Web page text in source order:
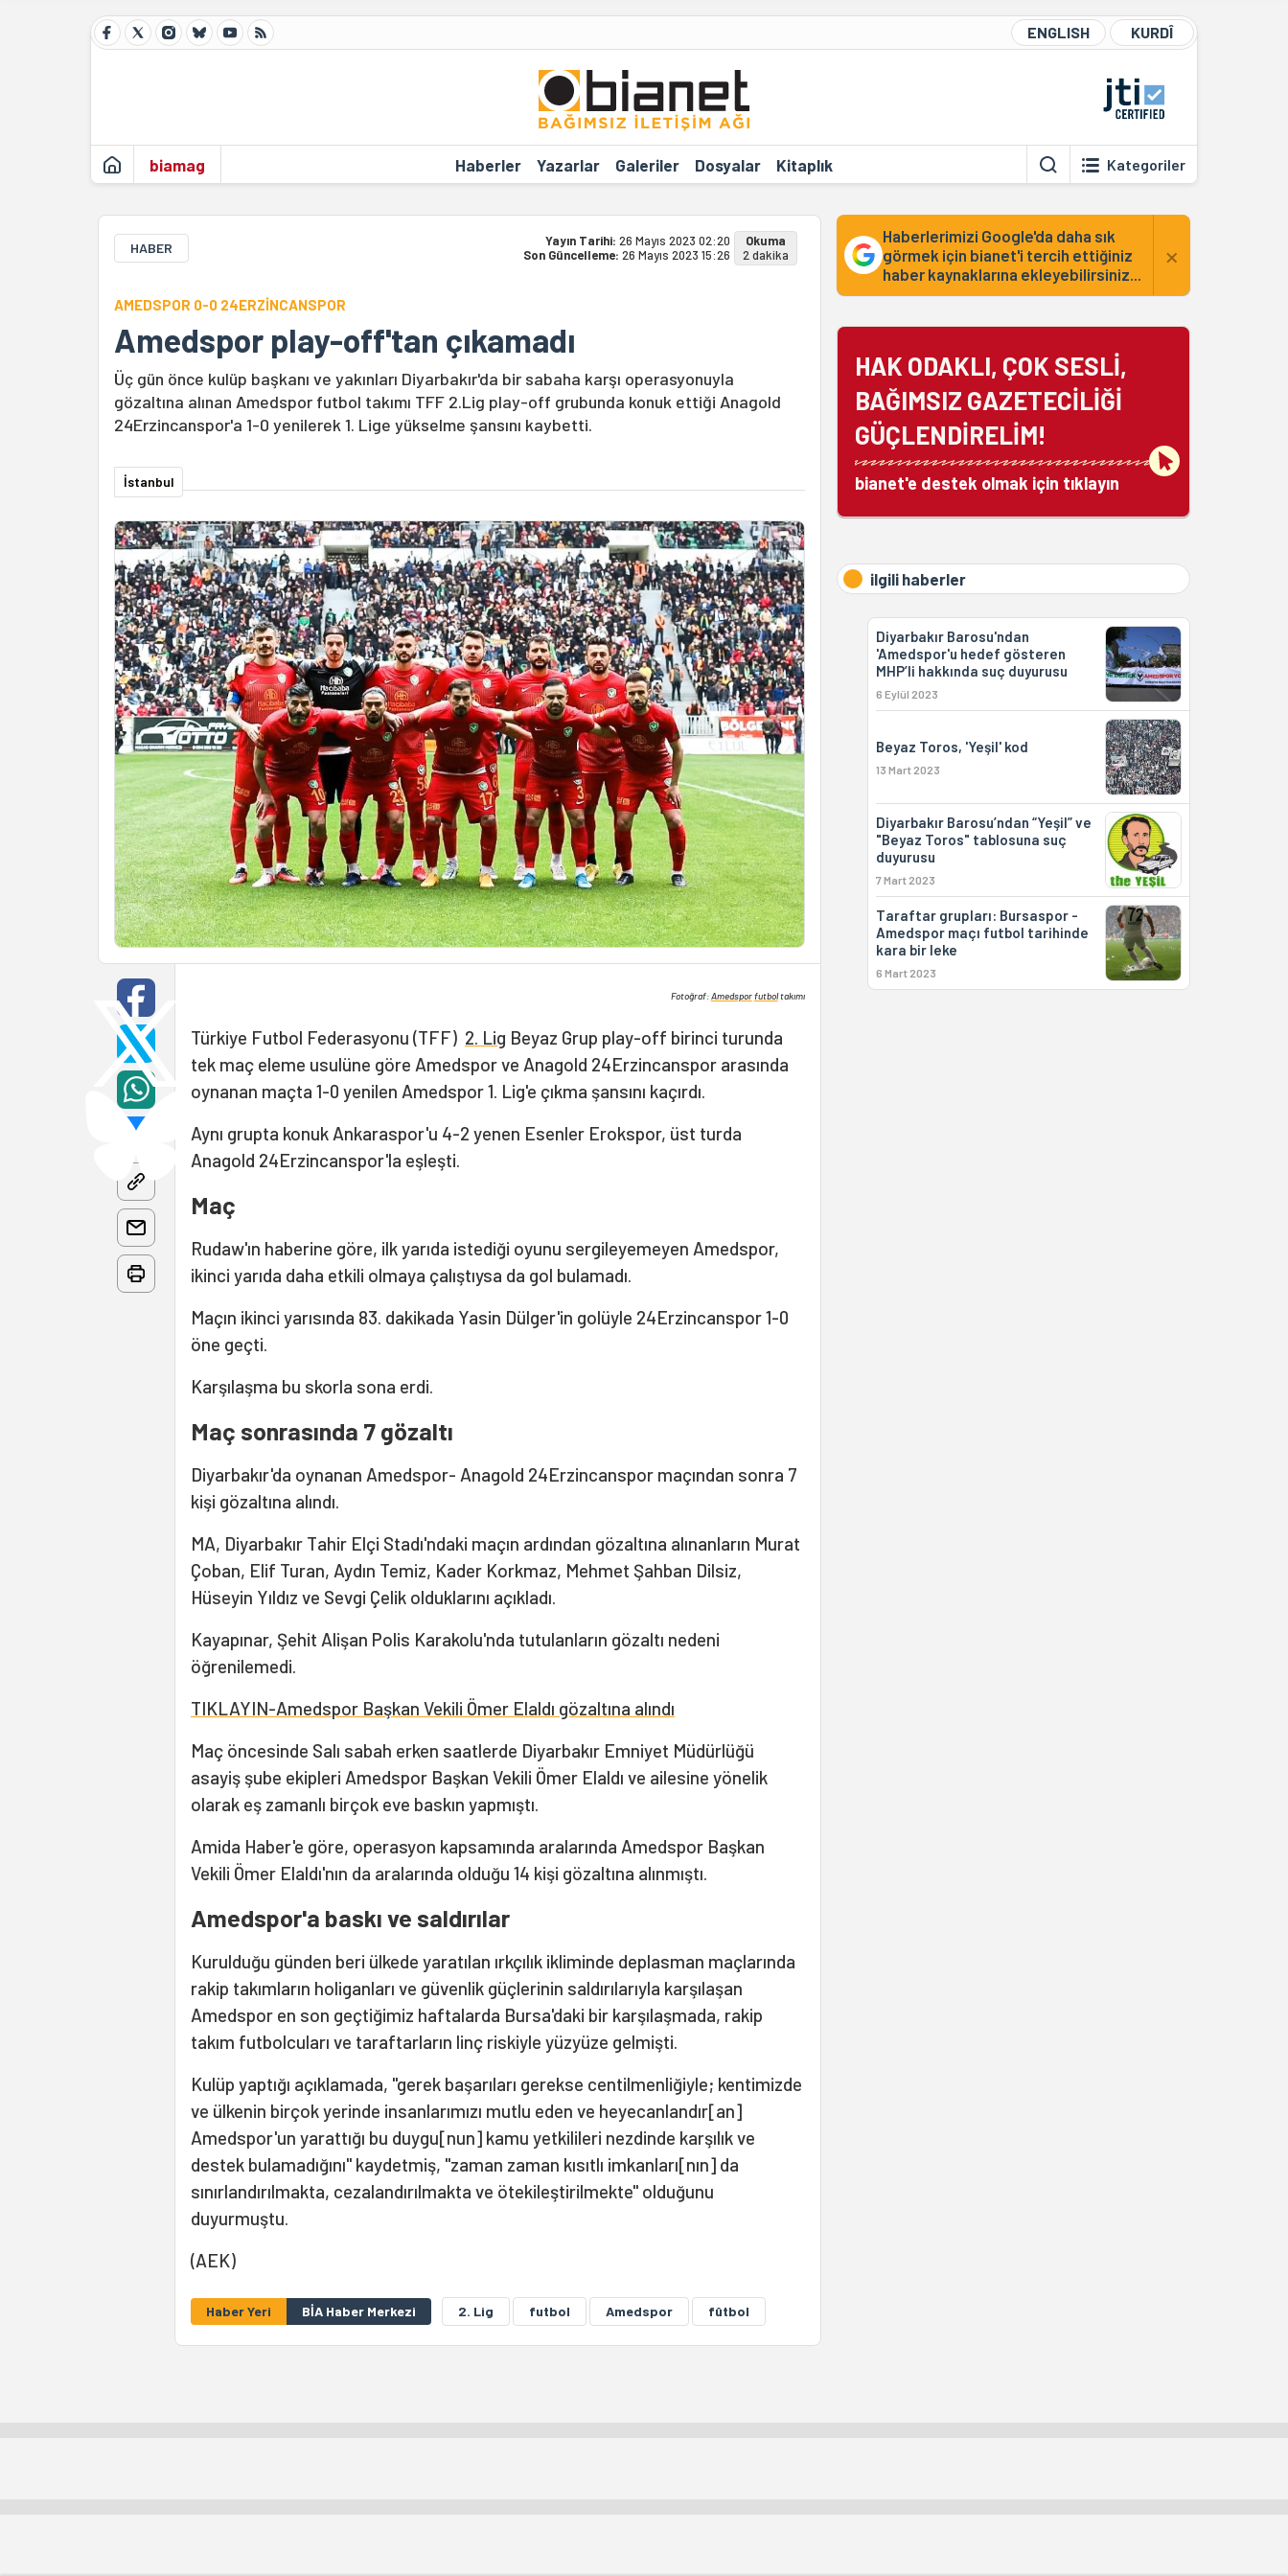
ENGLISH KURDÎ
biamag Haberler Yazarlar Galeriler Dosyalar Kitaplık Kategoriler
HABER Yayın Tarihi: 26 Mayıs 2023 02:20
Son Güncelleme: 26 Mayıs 2023 15:26
Okuma
2 dakika
AMEDSPOR 0-0 24ERZİNCANSPOR
Amedspor play-off'tan çıkamadı
Üç gün önce kulüp başkanı ve yakınları Diyarbakır'da bir sabaha karşı operasyonuyla
gözaltına alınan Amedspor futbol takımı TFF 2.Lig play-off grubunda konuk ettiği Anagold
24Erzincanspor'a 1-0 yenilerek 1. Lige yükselme şansını kaybetti.
İstanbul
Fotoğraf:Amedsporfutboltakımı
Türkiye Futbol Federasyonu (TFF) 2. Lig Beyaz Grup play-off birinci turunda
tek maç eleme usulüne göre Amedspor ve Anagold 24Erzincanspor arasında
oynanan maçta 1-0 yenilen Amedspor 1. Lig'e çıkma şansını kaçırdı.
Aynı grupta konuk Ankaraspor'u 4-2 yenen Esenler Erokspor, üst turda
Anagold 24Erzincanspor'la eşleşti.
Maç
Rudaw'ın haberine göre, ilk yarıda istediği oyunu sergileyemeyen Amedspor,
ikinci yarıda daha etkili olmaya çalıştıysa da gol bulamadı.
Maçın ikinci yarısında 83. dakikada Yasin Dülger'in golüyle 24Erzincanspor 1-0
öne geçti.
Karşılaşma bu skorla sona erdi.
Maç sonrasında 7 gözaltı
Diyarbakır'da oynanan Amedspor- Anagold 24Erzincanspor maçından sonra 7
kişi gözaltına alındı.
MA, Diyarbakır Tahir Elçi Stadı'ndaki maçın ardından gözaltına alınanların Murat
Çoban, Elif Turan, Aydın Temiz, Kader Korkmaz, Mehmet Şahban Dilsiz,
Hüseyin Yıldız ve Sevgi Çelik olduklarını açıkladı.
Kayapınar, Şehit Alişan Polis Karakolu'nda tutulanların gözaltı nedeni
öğrenilemedi.
TIKLAYIN-Amedspor Başkan Vekili Ömer Elaldı gözaltına alındı
Maç öncesinde Salı sabah erken saatlerde Diyarbakır Emniyet Müdürlüğü
asayiş şube ekipleri Amedspor Başkan Vekili Ömer Elaldı ve ailesine yönelik
olarak eş zamanlı birçok eve baskın yapmıştı.
Amida Haber'e göre, operasyon kapsamında aralarında Amedspor Başkan
Vekili Ömer Elaldı'nın da aralarında olduğu 14 kişi gözaltına alınmıştı.
Amedspor'a baskı ve saldırılar
Kurulduğu günden beri ülkede yaratılan ırkçılık ikliminde deplasman maçlarında
rakip takımların holiganları ve güvenlik güçlerinin saldırılarıyla karşılaşan
Amedspor en son geçtiğimiz haftalarda Bursa'daki bir karşılaşmada, rakip
takım futbolcuları ve taraftarların linç riskiyle yüzyüze gelmişti.
Kulüp yaptığı açıklamada, "gerek başarıları gerekse centilmenliğiyle; kentimizde
ve ülkenin birçok yerinde insanlarımızı mutlu eden ve heyecanlandır[an]
Amedspor'un yarattığı bu duygu[nun] kamu yetkilileri nezdinde karşılık ve
destek bulamadığını" kaydetmiş, "zaman zaman kısıtlı imkanları[nın] da
sınırlandırılmakta, cezalandırılmakta ve ötekileştirilmekte" olduğunu
duyurmuştu.
(AEK)
Haber Yeri BİA Haber Merkezi 2. Lig futbol Amedspor fûtbol
Haberlerimizi Google'da daha sık
görmek için bianet'i tercih ettiğiniz
haber kaynaklarına ekleyebilirsiniz...
×
HAK ODAKLI, ÇOK SESLİ,
BAĞIMSIZ GAZETECİLİĞİ
GÜÇLENDİRELİM!
bianet'e destek olmak için tıklayın
ilgili haberler
Diyarbakır Barosu'ndan
'Amedspor'u hedef gösteren
MHP’li hakkında suç duyurusu
6 Eylül 2023
Beyaz Toros, 'Yeşil' kod
13 Mart 2023
Diyarbakır Barosu’ndan “Yeşil” ve
"Beyaz Toros" tablosuna suç
duyurusu
7 Mart 2023
Taraftar grupları: Bursaspor -
Amedspor maçı futbol tarihinde
kara bir leke
6 Mart 2023